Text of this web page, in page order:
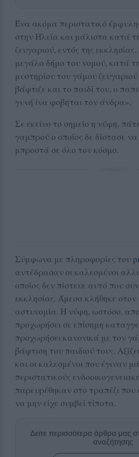
Ένα ακόμα περιστατικό
στην Ηλεία και μάλιστα κατά
ζευγαριού, εντός της
μεγάλο δήμο του νομού, κατά
μυστηρίου του γάμου
βάφτιζε και το παιδί του, ο
γυνή ίνα φοβήται τον άνδρα».
Σε εκείνο το σημείο η νύφη,
γαμπρού ο οποίος δε δίστασε να
μπροστά σε όλο τον κόσμο.
Σύμφωνα με πληροφορίες του
αντέδρασαν οι καλεσμένοι
οποίος δεν πίστευε αυτό που
εκκλησίας. Άμεσα κλήθηκε στον
αστυνομία. Η νύφη, ωστόσο,
προχωρήσει σε επίσημη
προχωρήσει κανονικά με τον
βάφτιση του παιδιού τους.
και οι καλεσμένοι που έγιναν
περιστατικούς
παρευρέθηκαν στο τραπέζι
να μην είχε συμβεί τίποτα.
Δείτε περισσότερα άρθρα μας
αναζήτησης